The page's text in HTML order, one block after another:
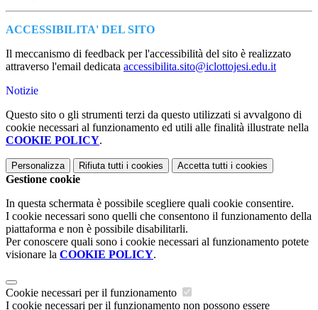
ACCESSIBILITA' DEL SITO
Il meccanismo di feedback per l'accessibilità del sito è realizzato
attraverso l'email dedicata accessibilita.sito@iclottojesi.edu.it
Notizie
Questo sito o gli strumenti terzi da questo utilizzati si avvalgono di
cookie necessari al funzionamento ed utili alle finalità illustrate nella
COOKIE POLICY.
Personalizza Rifiuta tutti i cookies Accetta tutti i cookies
Gestione cookie
In questa schermata è possibile scegliere quali cookie consentire.
I cookie necessari sono quelli che consentono il funzionamento della
piattaforma e non è possibile disabilitarli.
Per conoscere quali sono i cookie necessari al funzionamento potete
visionare la COOKIE POLICY.
Cookie necessari per il funzionamento
I cookie necessari per il funzionamento non possono essere